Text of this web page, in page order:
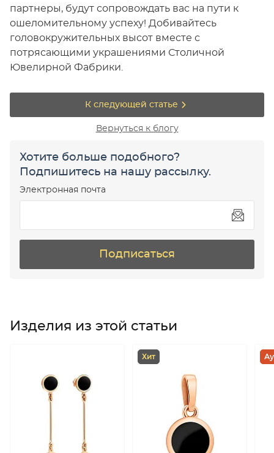
партнеры, будут сопровождать вас на пути к
ошеломительному успеху! Добивайтесь
головокружительных высот вместе с
потрясающими украшениями Столичной
Ювелирной Фабрики.
К следующей статье
Вернуться к блогу
Хотите больше подобного?
Подпишитесь на нашу рассылку.
Электронная почта
Подписаться
Изделия из этой статьи
Хит